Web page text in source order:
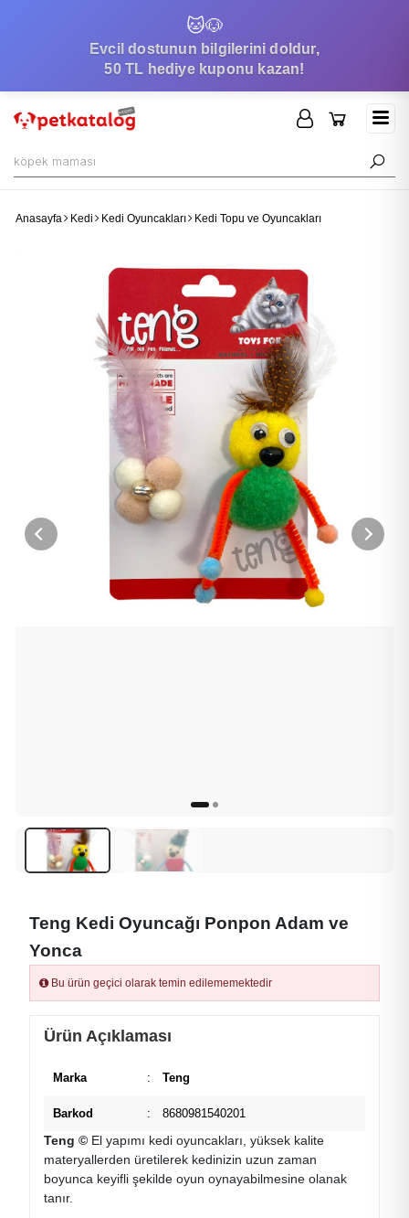
🐱🐶
Evcil dostunun bilgilerini doldur,
50 TL hediye kuponu kazan!
Anasayfa Kedi Kedi Oyuncakları Kedi Topu ve Oyuncakları
Teng Kedi Oyuncağı Ponpon Adam ve
Yonca
Bu ürün geçici olarak temin edilememektedir
Ürün Açıklaması
Marka : Teng
Barkod : 8680981540201
Teng ©El yapımı kedi oyuncakları, yüksek kalite
materyallerden üretilerek kedinizin uzun zaman
boyunca keyifli şekilde oyun oynayabilmesine olanak
tanır.